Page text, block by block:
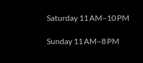
Saturday 11 AM–10 PM
Sunday 11 AM–8 PM